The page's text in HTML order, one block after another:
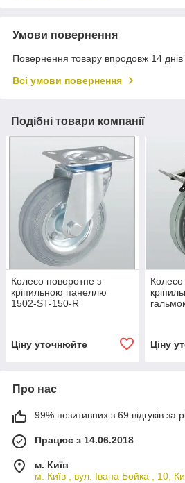
Умови повернення
Повернення товару впродовж 14
Всі умови повернення
Подібні товари компанії
Колесо поворотне з
кріпильною панеллю
1502-ST-150-R
Ціну уточнюйте
Колесо
Ціну
Про нас
99% позитивних з 69 відгуків за
Працює з 14.06.2018
м. Київ
м. Київ , вул. Івана Бойка , 10,